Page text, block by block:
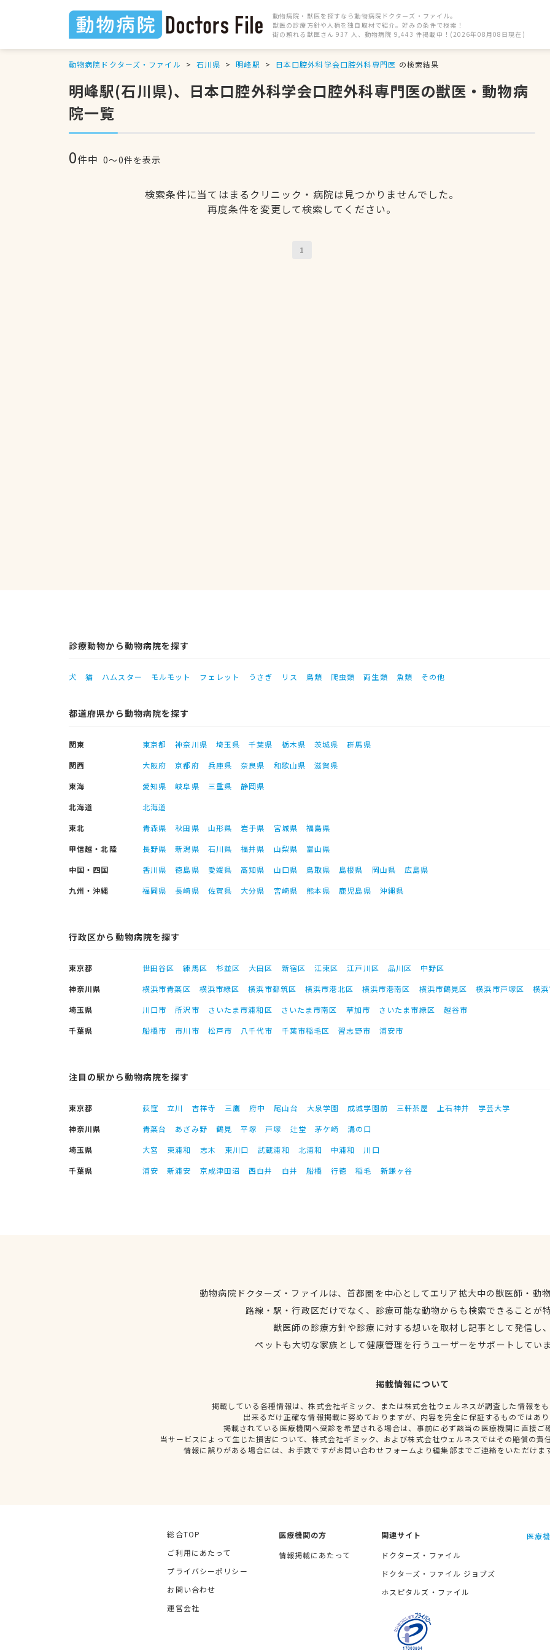
動物病院・獣医を探すなら動物病院ドクターズ・ファイル。
獣医の診療方針や人柄を独自取材で紹介。好みの条件で検索！
街の頼れる獣医さん 937 人、動物病院 9,443 件掲載中！(2026年08月08日現在)
動物病院ドクターズ・ファイル 石川県 明峰駅 日本口腔外科学会口腔外科専門医 の検索結果
明峰駅(石川県)、日本口腔外科学会口腔外科専門医の獣医・動物病
院一覧
0件中 0〜0件を表示
検索条件に当てはまるクリニック・病院は見つかりませんでした。
再度条件を変更して検索してください。
1
診療動物から動物病院を探す
犬 猫 ハムスター モルモット フェレット うさぎ リス 鳥類 爬虫類 両生類 魚類 その他
都道府県から動物病院を探す
関東 東京都 神奈川県 埼玉県 千葉県 栃木県 茨城県
群馬県
関西
大阪府 京都府 兵庫県 奈良県 和歌山県
滋賀県
東海
愛知県 岐阜県 三重県
静岡県
北海道
北海道
東北
青森県 秋田県 山形県 岩手県 宮城県
福島県
甲信越・北陸
長野県 新潟県 石川県 福井県 山梨県
富山県
中国・四国
香川県 徳島県 愛媛県 高知県 山口県 鳥取県 島根県 岡山県
広島県
九州・沖縄
福岡県 長崎県 佐賀県 大分県 宮崎県 熊本県 鹿児島県 沖縄県
行政区から動物病院を探す
東京都 世田谷区 練馬区 杉並区 大田区 新宿区 江東区 江戸川区 品川区
中野区
神奈川県
横浜市青葉区 横浜市緑区 横浜市都筑区 横浜市港北区 横浜市港南区 横浜市鶴見区 横浜市戸塚区
横
埼玉県
川口市 所沢市 さいたま市浦和区 さいたま市南区 草加市 さいたま市緑区
越谷市
千葉県
船橋市 市川市 松戸市 八千代市 千葉市稲毛区 習志野市 浦安市
注目の駅から動物病院を探す
東京都 荻窪 立川 吉祥寺 三鷹 府中 尾山台 大泉学園 成城学園前 三軒茶屋 上石神井
学芸大学
神奈川県
青葉台 あざみ野 鶴見 平塚 戸塚 辻堂 茅ケ崎
溝の口
埼玉県
大宮 東浦和 志木 東川口 武蔵浦和 北浦和 中浦和
川口
千葉県
浦安 新浦安 京成津田沼 西白井 白井 船橋 行徳 稲毛 新鎌ヶ谷
動物病院ドクターズ・ファイルは、首都圏を中心としてエリア拡大中の獣医師・動
路線・駅・行政区だけでなく、診療可能な動物からも検索できることが
獣医師の診療方針や診療に対する想いを取材し記事として発信し
ペットも大切な家族として健康管理を行うユーザーをサポートしてい
掲載情報について
掲載している各種情報は、株式会社ギミック、または株式会社ウェルネスが調査した情報を
出来るだけ正確な情報掲載に努めておりますが、内容を完全に保証するものではあ
掲載されている医療機関へ受診を希望される場合は、事前に必ず該当の医療機関に直接ご
当サービスによって生じた損害について、株式会社ギミック、および株式会社ウェルネスではその賠償の責
情報に誤りがある場合には、お手数ですがお問い合わせフォームより編集部までご連絡をいただけま
総合TOP
ご利用にあたって
プライバシーポリシー
お問い合わせ
運営会社
医療機関の方
情報掲載にあたって
関連サイト
ドクターズ・ファイル
ドクターズ・ファイル ジョブズ
ホスピタルズ・ファイル
医療